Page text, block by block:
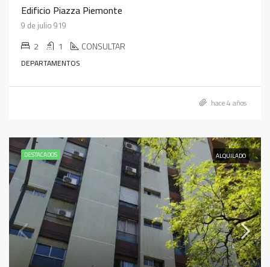
Edificio Piazza Piemonte
9 de julio 919
2 1 CONSULTAR
DEPARTAMENTOS
hace 4 años
DESTACADOS ALQUILADO